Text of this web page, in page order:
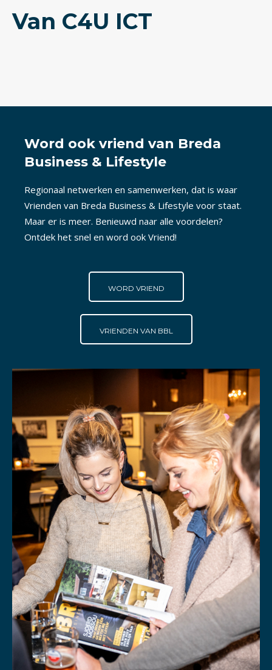
Van C4U ICT
Word ook vriend van Breda
Business & Lifestyle
Regionaal netwerken en samenwerken, dat is waar
Vrienden van Breda Business & Lifestyle voor staat.
Maar er is meer. Benieuwd naar alle voordelen?
Ontdek het snel en word ook Vriend!
WORD VRIEND
VRIENDEN VAN BBL